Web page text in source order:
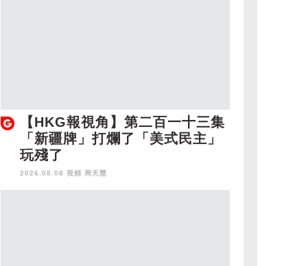
【HKG報視角】第二百一十三集
「新疆牌」打爛了「美式民主」
玩殘了
2026.08.08 視頻 周天慧